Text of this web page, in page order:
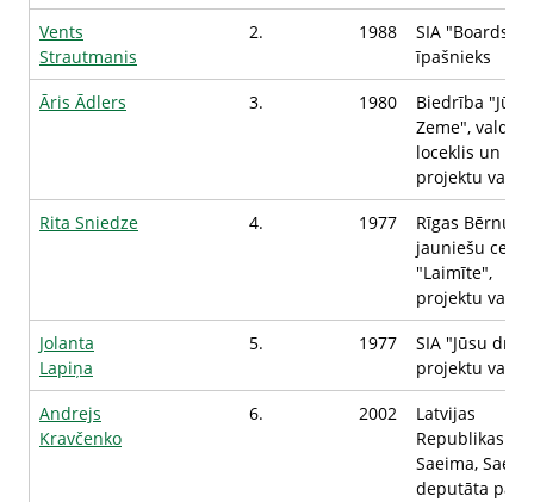
Vents
Strautmanis
2. 1988
SIA "Boards
īpašnieks
Āris Ādlers
3. 1980
Biedrība
Zeme", valdes
loceklis un
projektu
Rita Sniedze
4. 1977
Rīgas Bērnu
jauniešu
"Laimīte",
projektu
Jolanta
Lapiņa
5. 1977
SIA "Jūsu
projektu
Andrejs
Kravčenko
6. 2002
Latvijas
Republikas
Saeima,
deputāta